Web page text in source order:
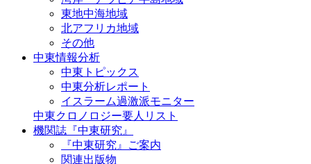
東地中海地域
北アフリカ地域
その他
中東情報分析
中東トピックス
中東分析レポート
イスラーム過激派モニター
中東クロノロジー要人リスト
機関誌『中東研究』
『中東研究』ご案内
関連出版物